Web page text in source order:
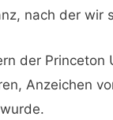
nach der wir
der Princeton
Anzeichen